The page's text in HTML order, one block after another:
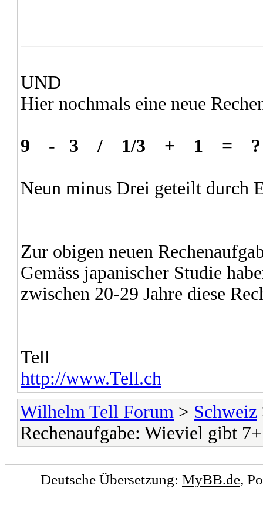
UND
Hier nochmals eine neue
9 - 3 / 1/3 + 1 = ?
Neun minus Drei geteilt
Zur obigen neuen
Gemäss japanischer Studie
zwischen 20-29 Jahre diese
Tell
http://www.Tell.ch
Wilhelm Tell Forum > Schweiz
Rechenaufgabe: Wieviel gibt
Deutsche Übersetzung: MyBB.de,